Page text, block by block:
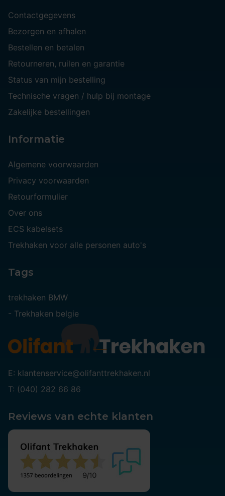
Contactgegevens
Bezorgen en afhalen
Bestellen en betalen
Retourneren, ruilen en garantie
Status van mijn bestelling
Technische vragen / hulp bij montage
Zakelijke bestellingen
Informatie
Algemene voorwaarden
Privacy voorwaarden
Retourformulier
Over ons
ECS kabelsets
Trekhaken voor alle personen auto's
Tags
trekhaken BMW
- Trekhaken belgie
E: klantenservice@olifanttrekhaken.nl
T: (040) 282 66 86
Reviews van echte klanten